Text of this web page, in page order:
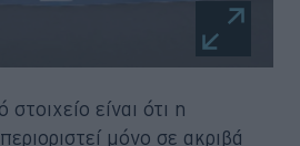
είναι ότι η
μόνο σε ακριβά